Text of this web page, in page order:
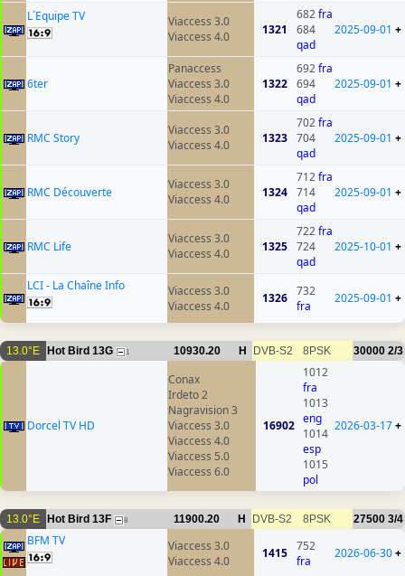
L´Equipe TV
Viaccess 3.0
Viaccess 4.0
1321
682fra
684
qad
2025-09-01 +
6ter
Panaccess
Viaccess 3.0
Viaccess 4.0
1322
692fra
694
qad
2025-09-01 +
RMC Story
Viaccess 3.0
Viaccess 4.0
1323
702fra
704
qad
2025-09-01 +
RMC Découverte
Viaccess 3.0
Viaccess 4.0
1324
712fra
714
qad
2025-09-01 +
RMC Life
Viaccess 3.0
Viaccess 4.0
1325
722fra
724
qad
2025-10-01 +
LCI - La Chaîne Info
Viaccess 3.0
Viaccess 4.0
1326 732
fra
2025-09-01 +
13.0°E Hot Bird 13G 1 10930.20 H DVB-S2 8PSK 30000 2/3
Dorcel TV HD
Conax
Irdeto 2
Nagravision 3
Viaccess 3.0
Viaccess 4.0
Viaccess 5.0
Viaccess 6.0
16902
1012
fra
1013
eng
1014
esp
1015
pol
2026-03-17+
13.0°E Hot Bird 13F 8 11900.20 H DVB-S2 8PSK 27500 3/4
BFM TV
Viaccess 3.0
Viaccess 4.0
1415 752
fra
2026-06-30+